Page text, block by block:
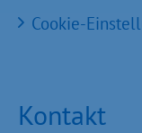
Cookie-
Kontakt